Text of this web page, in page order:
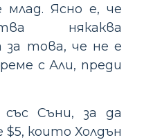
млад. Ясно е, че
някаква
за това, че не е
с Али, преди
Съни, за да
които Холдън